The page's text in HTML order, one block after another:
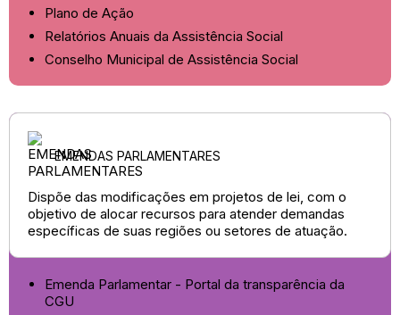
Plano de Ação
Relatórios Anuais da Assistência Social
Conselho Municipal de Assistência Social
EMENDAS PARLAMENTARES
Dispõe das modificações em projetos de lei, com o
objetivo de alocar recursos para atender demandas
específicas de suas regiões ou setores de atuação.
Emenda Parlamentar - Portal da transparência da
CGU